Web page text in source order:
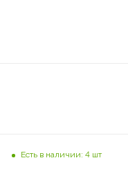
Есть в наличии: 4 шт